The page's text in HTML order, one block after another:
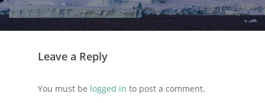
Leave a Reply
You must be logged in to post a comment.